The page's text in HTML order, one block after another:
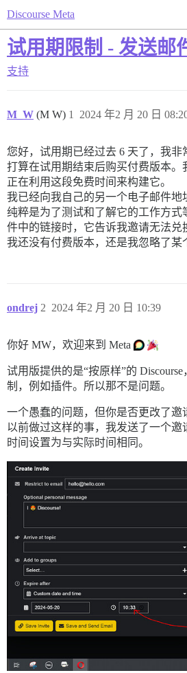
Discourse Meta
试用期限制 - 发送邮
支持
M_W (M W) 2024 年2 月 20 日
1
您好，试用期已经过去 6 天了，我非
打算在试用期结束后购买付费版本。
正在利用这段免费时间来构建它。
我已经向我自己的另一个电子邮件地
纯粹是为了测试和了解它的工作方式
件中的链接时，它告诉我邀请无法兑
我还没有付费版本，还是我忽略了某
ondrej 2024 年2 月 20 日 10:39
2
你好 MW，欢迎来到 Meta
试用版提供的是“按原样”的
制，例如插件。所以那不是问题。
一个愚蠢的问题，但你是否更改了邀
以前做过这样的事，我发送了一个邀
时间设置为与实际时间相同。